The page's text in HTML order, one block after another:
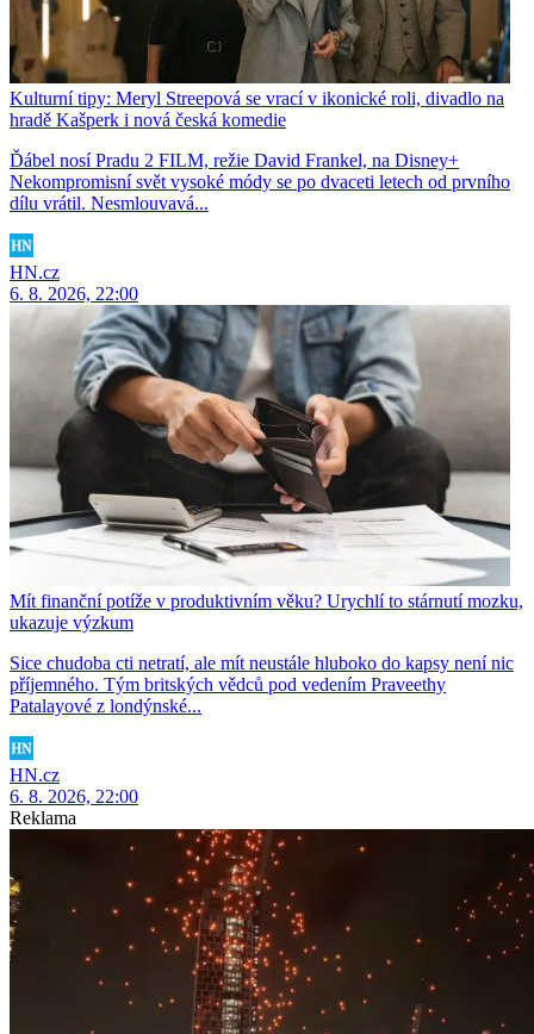
Kulturní tipy: Meryl Streepová se vrací v ikonické roli, divadlo na
hradě Kašperk i nová česká komedie
Ďábel nosí Pradu 2 FILM, režie David Frankel, na Disney+
Nekompromisní svět vysoké módy se po dvaceti letech od prvního
dílu vrátil. Nesmlouvavá...
HN.cz
6. 8. 2026, 22:00
Mít finanční potíže v produktivním věku? Urychlí to stárnutí mozku,
ukazuje výzkum
Sice chudoba cti netratí, ale mít neustále hluboko do kapsy není nic
příjemného. Tým britských vědců pod vedením Praveethy
Patalayové z londýnské...
HN.cz
6. 8. 2026, 22:00
Reklama